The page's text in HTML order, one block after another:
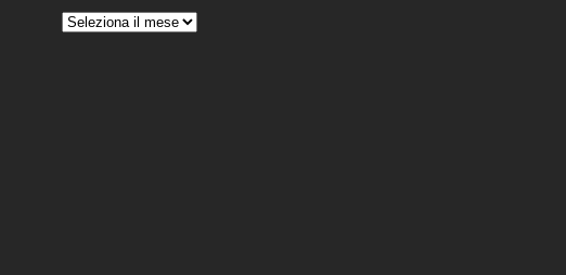
Archivi